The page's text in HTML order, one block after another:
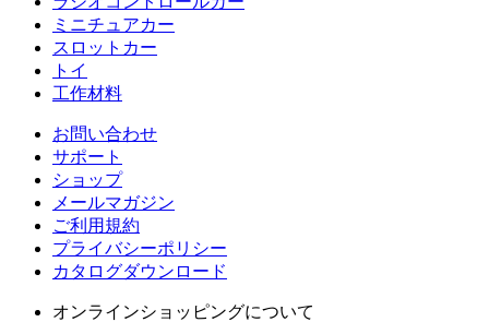
ミニチュアカー
スロットカー
トイ
工作材料
お問い合わせ
サポート
ショップ
メールマガジン
ご利用規約
プライバシーポリシー
カタログダウンロード
オンラインショッピングについて